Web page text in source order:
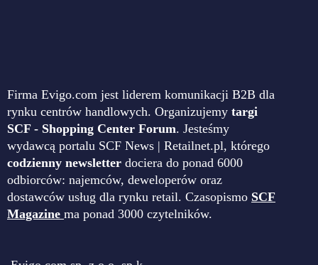
Firma Evigo.com jest liderem komunikacji B2B dla
rynku centrów handlowych. Organizujemy targi
SCF - Shopping Center Forum. Jesteśmy
wydawcą portalu SCF News | Retailnet.pl, którego
codzienny newsletter dociera do ponad 6000
odbiorców: najemców, deweloperów oraz
dostawców usług dla rynku retail. Czasopismo SCF
Magazine ma ponad 3000 czytelników.